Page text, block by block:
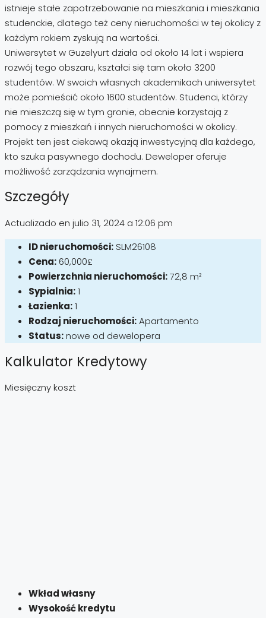
istnieje stałe zapotrzebowanie na mieszkania i mieszkania
studenckie, dlatego też ceny nieruchomości w tej okolicy z
każdym rokiem zyskują na wartości.
Uniwersytet w Guzelyurt działa od około 14 lat i wspiera
rozwój tego obszaru, kształci się tam około 3200
studentów. W swoich własnych akademikach uniwersytet
może pomieścić około 1600 studentów. Studenci, którzy
nie mieszczą się w tym gronie, obecnie korzystają z
pomocy z mieszkań i innych nieruchomości w okolicy.
Projekt ten jest ciekawą okazją inwestycyjną dla każdego,
kto szuka pasywnego dochodu. Deweloper oferuje
możliwość zarządzania wynajmem.
Szczegóły
Actualizado en julio 31, 2024 a 12:06 pm
ID nieruchomości: SLM26108
Cena:60,000£
Powierzchnia nieruchomości:72,8 m²
Sypialnia:1
Łazienka:1
Rodzaj nieruchomości:Apartamento
Status:nowe od dewelopera
Kalkulator Kredytowy
Miesięczny koszt
Wkład własny
Wysokość kredytu